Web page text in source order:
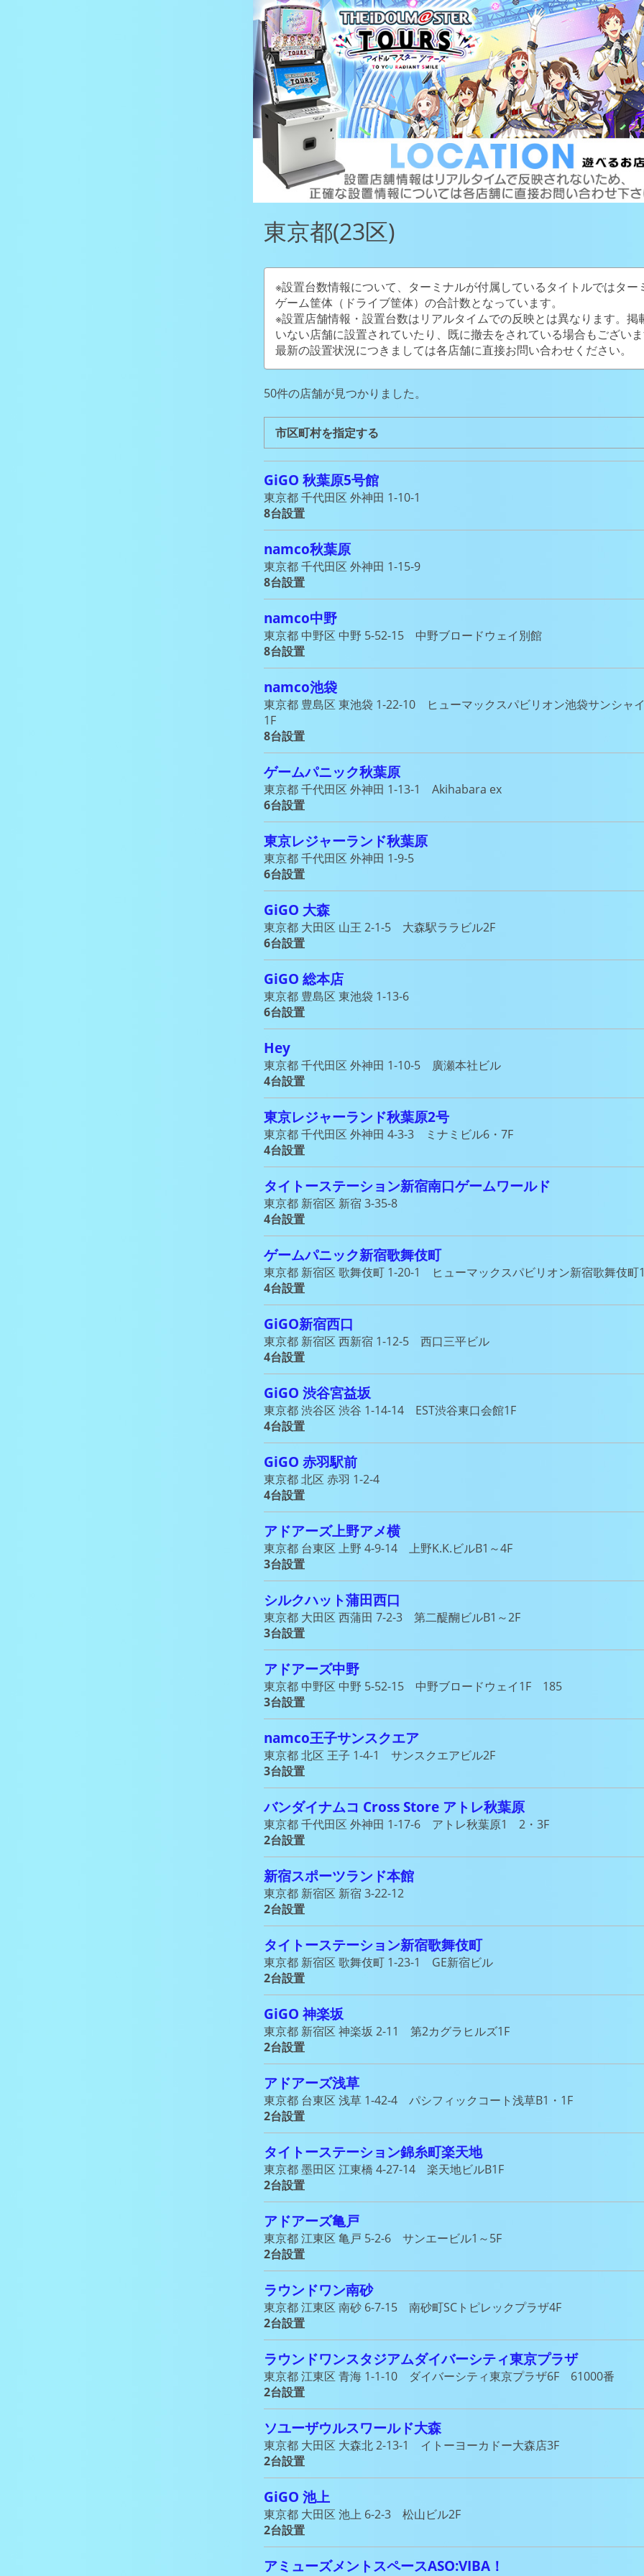
東京都(23区)
※設置台数情報について、ターミナルが付属しているタイトルではター
ゲーム筐体（ドライブ筐体）の合計数となっています。
※設置店舗情報・設置台数はリアルタイムでの反映とは異なります。掲
いない店舗に設置されていたり、既に撤去をされている場合もござい
最新の設置状況につきましては各店舗に直接お問い合わせください。
50件の店舗が見つかりました。
市区町村を指定する
GiGO 秋葉原5号館
東京都 千代田区 外神田 1-10-1
8台設置
namco秋葉原
東京都 千代田区 外神田 1-15-9
8台設置
namco中野
東京都 中野区 中野 5-52-15 中野ブロードウェイ別館
8台設置
namco池袋
東京都 豊島区 東池袋 1-22-10 ヒューマックスパビリオン池袋サンシャ
1F
8台設置
ゲームパニック秋葉原
東京都 千代田区 外神田 1-13-1 Akihabara ex
6台設置
東京レジャーランド秋葉原
東京都 千代田区 外神田 1-9-5
6台設置
GiGO 大森
東京都 大田区 山王 2-1-5 大森駅ララビル2F
6台設置
GiGO 総本店
東京都 豊島区 東池袋 1-13-6
6台設置
Hey
東京都 千代田区 外神田 1-10-5 廣瀬本社ビル
4台設置
東京レジャーランド秋葉原2号
東京都 千代田区 外神田 4-3-3 ミナミビル6・7F
4台設置
タイトーステーション新宿南口ゲームワールド
東京都 新宿区 新宿 3-35-8
4台設置
ゲームパニック新宿歌舞伎町
東京都 新宿区 歌舞伎町 1-20-1 ヒューマックスパビリオン新宿歌舞伎町
4台設置
GiGO新宿西口
東京都 新宿区 西新宿 1-12-5 西口三平ビル
4台設置
GiGO 渋谷宮益坂
東京都 渋谷区 渋谷 1-14-14 EST渋谷東口会館1F
4台設置
GiGO 赤羽駅前
東京都 北区 赤羽 1-2-4
4台設置
アドアーズ上野アメ横
東京都 台東区 上野 4-9-14 上野K.K.ビルB1～4F
3台設置
シルクハット蒲田西口
東京都 大田区 西蒲田 7-2-3 第二醍醐ビルB1～2F
3台設置
アドアーズ中野
東京都 中野区 中野 5-52-15 中野ブロードウェイ1F 185
3台設置
namco王子サンスクエア
東京都 北区 王子 1-4-1 サンスクエアビル2F
3台設置
バンダイナムコ Cross Store アトレ秋葉原
東京都 千代田区 外神田 1-17-6 アトレ秋葉原1 2・3F
2台設置
新宿スポーツランド本館
東京都 新宿区 新宿 3-22-12
2台設置
タイトーステーション新宿歌舞伎町
東京都 新宿区 歌舞伎町 1-23-1 GE新宿ビル
2台設置
GiGO 神楽坂
東京都 新宿区 神楽坂 2-11 第2カグラヒルズ1F
2台設置
アドアーズ浅草
東京都 台東区 浅草 1-42-4 パシフィックコート浅草B1・1F
2台設置
タイトーステーション錦糸町楽天地
東京都 墨田区 江東橋 4-27-14 楽天地ビルB1F
2台設置
アドアーズ亀戸
東京都 江東区 亀戸 5-2-6 サンエービル1～5F
2台設置
ラウンドワン南砂
東京都 江東区 南砂 6-7-15 南砂町SCトピレックプラザ4F
2台設置
ラウンドワンスタジアムダイバーシティ東京プラザ
東京都 江東区 青海 1-1-10 ダイバーシティ東京プラザ6F 61000番
2台設置
ソユーザウルスワールド大森
東京都 大田区 大森北 2-13-1 イトーヨーカドー大森店3F
2台設置
GiGO 池上
東京都 大田区 池上 6-2-3 松山ビル2F
2台設置
アミューズメントスペースASO:VIBA！